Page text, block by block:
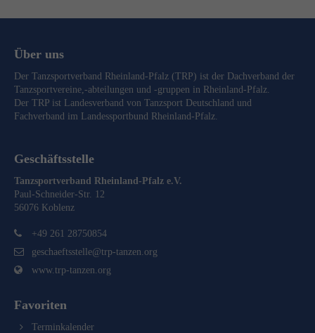
Über uns
Der Tanzsportverband Rheinland-Pfalz (TRP) ist der Dachverband der
Tanzsportvereine,-abteilungen und -gruppen in Rheinland-Pfalz.
Der TRP ist Landesverband von Tanzsport Deutschland und
Fachverband im Landessportbund Rheinland-Pfalz.
Geschäftsstelle
Tanzsportverband Rheinland-Pfalz e.V.
Paul-Schneider-Str. 12
56076 Koblenz
+49 261 28750854
geschaeftsstelle@trp-tanzen.org
www.trp-tanzen.org
Favoriten
Terminkalender